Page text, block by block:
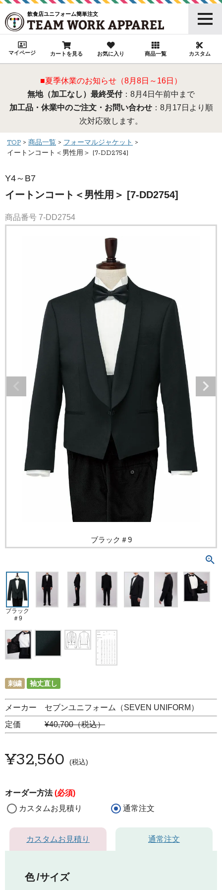
飲食店ユニフォーム簡単注文
マイページ カートを見る お気に入り 商品一覧 カスタム
■夏季休業のお知らせ（8月8日～16日）
無地（加工なし）最終受付：8月4日午前中まで
加工品・休業中のご注文・お問い合わせ：8月17日より順
次対応致します。
TOP 商品一覧
フォーマルジャケット
イートンコート＜男性用＞ [7-DD2754]
Y4～B7
イートンコート＜男性用＞ [7-DD2754]
商品番号 7-DD2754
ブラック＃9
ブラック
＃9
刺繍 袖丈直し
メーカー セブンユニフォーム（SEVEN UNIFORM）
定価 ¥40,700（税込）
¥32,560 税込
オーダー方法(必須)
カスタムお見積り
通常注文
カスタムお見積り 通常注文
色 サイズ